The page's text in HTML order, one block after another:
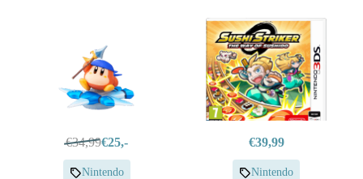
€34,99€25,-
Nintendo
€39,99
Nintendo